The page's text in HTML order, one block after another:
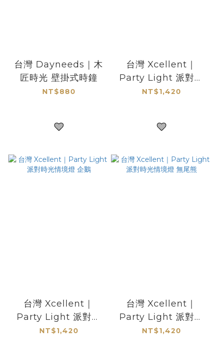
台灣 Dayneeds｜木
匠時光 壁掛式時鐘
NT$880
台灣 Xcellent｜
Party Light 派對時
光情境燈 北極熊
NT$1,420
台灣 Xcellent｜
Party Light 派對時
光情境燈 企鵝
NT$1,420
台灣 Xcellent｜
Party Light 派對時
光情境燈 無尾熊
NT$1,420